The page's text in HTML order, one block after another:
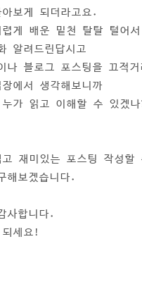
보게 되더라고요.
게 배운 밑천 탈탈 털어서
알려드린답시고
나 블로그 포스팅을 끄적거
에서 생각해보니까
가 읽고 이해할 수 있겠
재미있는 포스팅 작성할
해보겠습니다.
사합니다.
세요!